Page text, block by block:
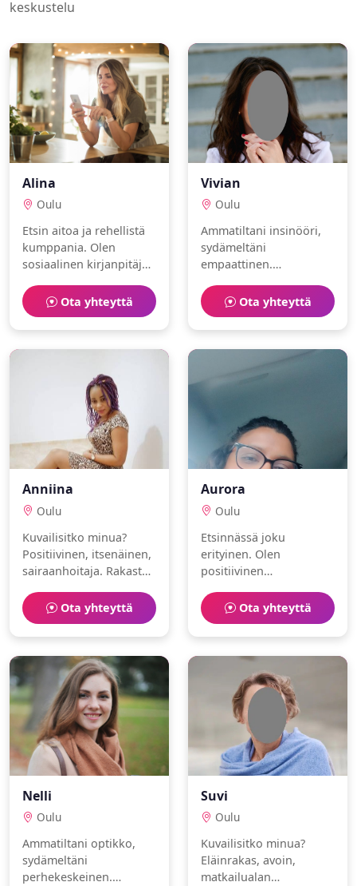
keskustelu
Alina
Oulu
Etsin aitoa ja rehellistä
kumppania. Olen
sosiaalinen kirjanpitäjä,
konsertit.Ota yhteyttä
Vivian
Oulu
Ammatiltani insinööri,
sydämeltäni
empaattinen.
retkeily. Etsinnässä joku
erityinen.
Ota yhteyttä
Anniina
Oulu
Kuvailisitko minua?
Positiivinen, itsenäinen,
sairaanhoitaja. Rakastan
Ota yhteyttä
Aurora
Oulu
Etsinnässä joku
erityinen. Olen
positiivinen
nauttii juoksu ja
maalaaminen.
Ota yhteyttä
Nelli
Oulu
Ammatiltani optikko,
sydämeltäni
perhekeskeinen.
Suvi
Oulu
Kuvailisitko minua?
Eläinrakas, avoin,
matkailualan